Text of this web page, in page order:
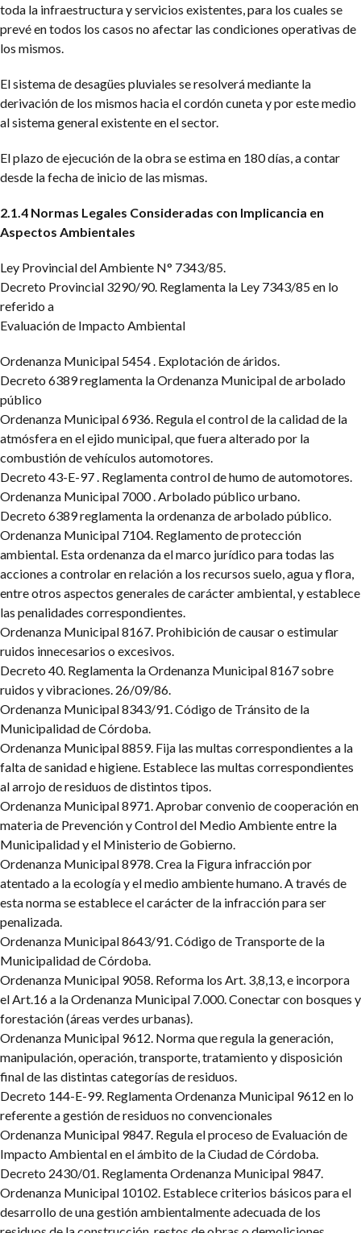
toda la infraestructura y servicios existentes, para los cuales se
prevé en todos los casos no afectar las condiciones operativas de
los mismos.
El sistema de desagües pluviales se resolverá mediante la
derivación de los mismos hacia el cordón cuneta y por este medio
al sistema general existente en el sector.
El plazo de ejecución de la obra se estima en 180 días, a contar
desde la fecha de inicio de las mismas.
2.1.4 Normas Legales Consideradas con Implicancia en
Aspectos Ambientales
Ley Provincial del Ambiente N° 7343/85.
Decreto Provincial 3290/90. Reglamenta la Ley 7343/85 en lo
referido a
Evaluación de Impacto Ambiental
Ordenanza Municipal 5454 . Explotación de áridos.
Decreto 6389 reglamenta la Ordenanza Municipal de arbolado
público
Ordenanza Municipal 6936. Regula el control de la calidad de la
atmósfera en el ejido municipal, que fuera alterado por la
combustión de vehículos automotores.
Decreto 43-E-97 . Reglamenta control de humo de automotores.
Ordenanza Municipal 7000 . Arbolado público urbano.
Decreto 6389 reglamenta la ordenanza de arbolado público.
Ordenanza Municipal 7104. Reglamento de protección
ambiental. Esta ordenanza da el marco jurídico para todas las
acciones a controlar en relación a los recursos suelo, agua y flora,
entre otros aspectos generales de carácter ambiental, y establece
las penalidades correspondientes.
Ordenanza Municipal 8167. Prohibición de causar o estimular
ruidos innecesarios o excesivos.
Decreto 40. Reglamenta la Ordenanza Municipal 8167 sobre
ruidos y vibraciones. 26/09/86.
Ordenanza Municipal 8343/91. Código de Tránsito de la
Municipalidad de Córdoba.
Ordenanza Municipal 8859. Fija las multas correspondientes a la
falta de sanidad e higiene. Establece las multas correspondientes
al arrojo de residuos de distintos tipos.
Ordenanza Municipal 8971. Aprobar convenio de cooperación en
materia de Prevención y Control del Medio Ambiente entre la
Municipalidad y el Ministerio de Gobierno.
Ordenanza Municipal 8978. Crea la Figura infracción por
atentado a la ecología y el medio ambiente humano. A través de
esta norma se establece el carácter de la infracción para ser
penalizada.
Ordenanza Municipal 8643/91. Código de Transporte de la
Municipalidad de Córdoba.
Ordenanza Municipal 9058. Reforma los Art. 3,8,13, e incorpora
el Art.16 a la Ordenanza Municipal 7.000. Conectar con bosques y
forestación (áreas verdes urbanas).
Ordenanza Municipal 9612. Norma que regula la generación,
manipulación, operación, transporte, tratamiento y disposición
final de las distintas categorías de residuos.
Decreto 144-E-99. Reglamenta Ordenanza Municipal 9612 en lo
referente a gestión de residuos no convencionales
Ordenanza Municipal 9847. Regula el proceso de Evaluación de
Impacto Ambiental en el ámbito de la Ciudad de Córdoba.
Decreto 2430/01. Reglamenta Ordenanza Municipal 9847.
Ordenanza Municipal 10102. Establece criterios básicos para el
desarrollo de una gestión ambientalmente adecuada de los